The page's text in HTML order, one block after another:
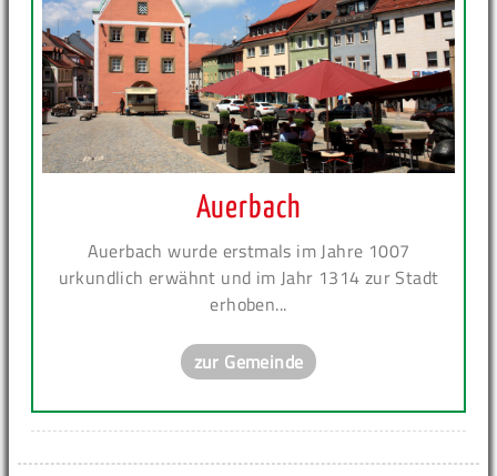
Auerbach
Auerbach wurde erstmals im Jahre 1007
urkundlich erwähnt und im Jahr 1314 zur Stadt
erhoben...
zur Gemeinde